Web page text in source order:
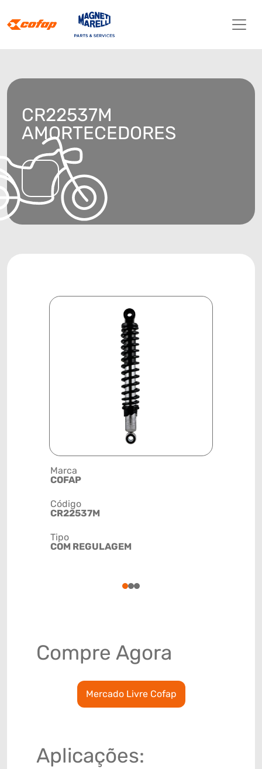
CR22537M
AMORTECEDORES
Marca
COFAP
Código
CR22537M
Tipo
COM REGULAGEM
123
Compre Agora
Mercado Livre Cofap
Aplicações: